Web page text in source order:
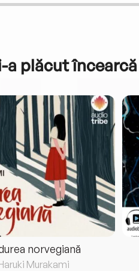
a plăcut
norvegiană
Murakami